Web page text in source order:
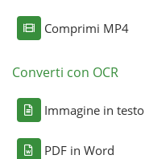
Comprimi MP4
Converti con OCR
Immagine in testo
PDF in Word